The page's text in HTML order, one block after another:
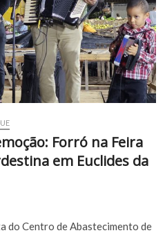
Forró na Feira
em Euclides da
do Centro de Abastecimento de